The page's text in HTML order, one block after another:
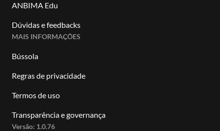
ANBIMA Edu
Dúvidas e feedbacks
MAIS INFORMAÇÕES
Bússola
Regras de privacidade
Termos de uso
Transparência e governança
Versão: 1.0.76